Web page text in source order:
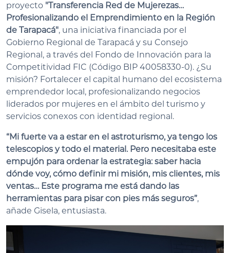
proyecto "Transferencia Red de Mujerezas…
Profesionalizando el Emprendimiento en la Región
de Tarapacá", una iniciativa financiada por el
Gobierno Regional de Tarapacá y su Consejo
Regional, a través del Fondo de Innovación para la
Competitividad FIC (Código BIP 40058330-0). ¿Su
misión? Fortalecer el capital humano del ecosistema
emprendedor local, profesionalizando negocios
liderados por mujeres en el ámbito del turismo y
servicios conexos con identidad regional.
“Mi fuerte va a estar en el astroturismo, ya tengo los
telescopios y todo el material. Pero necesitaba este
empujón para ordenar la estrategia: saber hacia
dónde voy, cómo definir mi misión, mis clientes, mis
ventas… Este programa me está dando las
herramientas para pisar con pies más seguros”,
añade Gisela, entusiasta.